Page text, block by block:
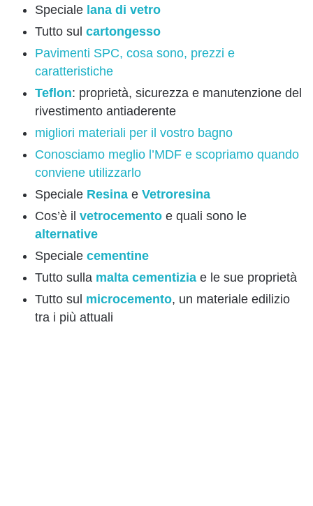
Speciale lana di vetro
Tutto sul cartongesso
Pavimenti SPC, cosa sono, prezzi e
caratteristiche
Teflon: proprietà, sicurezza e manutenzione del
rivestimento antiaderente
migliori materiali per il vostro bagno
Conosciamo meglio l’MDF e scopriamo quando
conviene utilizzarlo
Speciale Resina e Vetroresina
Cos’è il vetrocemento e quali sono le
alternative
Speciale cementine
Tutto sulla malta cementizia e le sue proprietà
Tutto sul microcemento, un materiale edilizio
tra i più attuali